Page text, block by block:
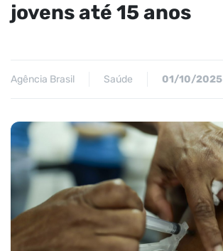
jovens até 15 anos
Agência Brasil Saúde 01/10/2025